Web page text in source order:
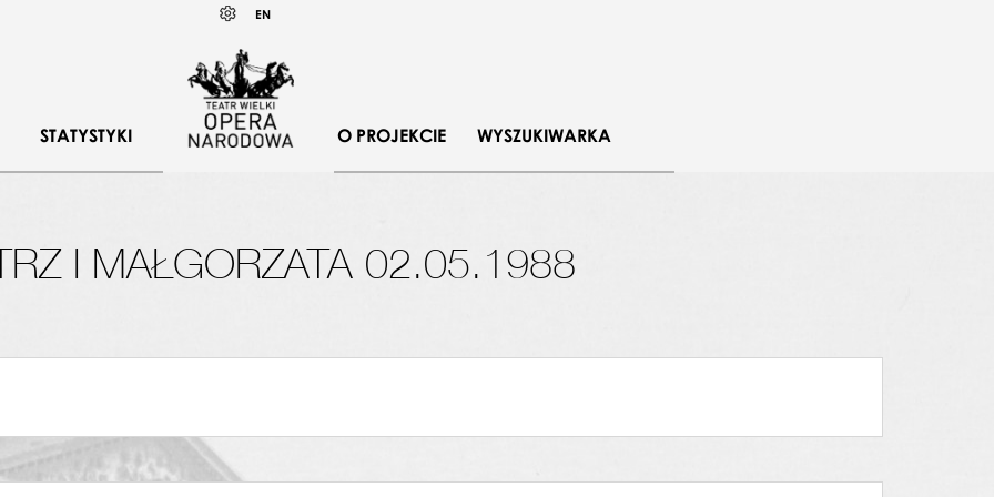
język
EN
STATYSTYKI O PROJEKCIE WYSZUKIWARKA
I MAŁGORZATA 02.05.1988